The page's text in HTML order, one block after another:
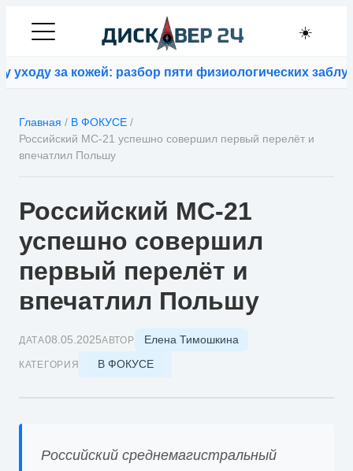
☀️
за кожей: разбор пяти физиологических
Главная / В ФОКУСЕ /
Российский МС-21 успешно совершил первый перелёт и
впечатлил Польшу
Российский МС-21
успешно совершил
первый перелёт и
впечатлил Польшу
ДАТА08.05.2025АВТОР Елена Тимошкина
КАТЕГОРИЯ В ФОКУСЕ
Российский среднемагистральный